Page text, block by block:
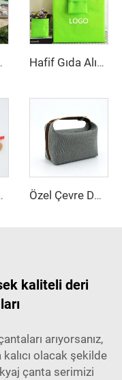
Kozmetikler İçin Özel Etiket Hafif Gıda Alışveriş Çantaları Polyester Kumaş Toplu Renkli Katlanabilir Makinede Yıkanabilir Tüketilebilir Alışveriş Çantaları Pouch ile Katlanabilir
Fermuarlı Makyaj Çantası Özel Çevre Dostu Kanvas Makyaj Çantası Seyahat Kozmetik Pusulası Tuvalet Çantası Taşınabilir Günlük Depolama Organizatörü
kaliteli deri
arıyorsanız,
olacak şekilde
çanta serimizi